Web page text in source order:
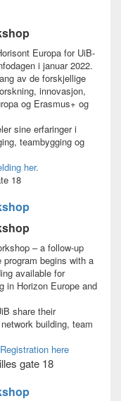
Europa for UiB-
i januar 2022.
av de forskjellige
innovasjon,
og Erasmus+ og
sine erfaringer i
teambygging og
her.
18
– a follow-up
begins with a
available for
in Horizon Europe and
share their
building, team
Registration here
gate 18